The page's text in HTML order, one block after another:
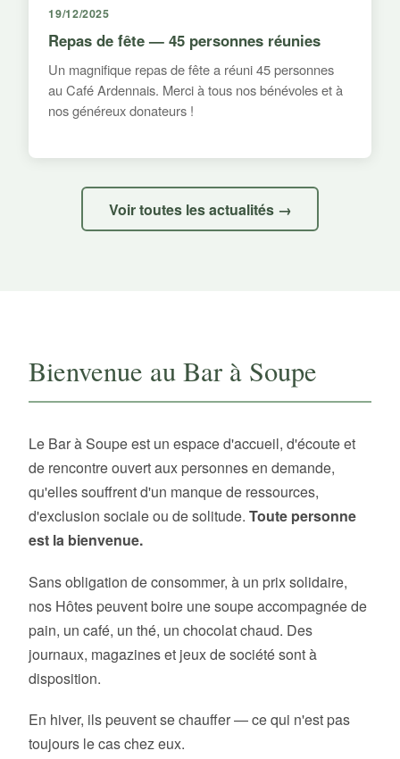
19/12/2025
Repas de fête — 45 personnes réunies
Un magnifique repas de fête a réuni 45 personnes
au Café Ardennais. Merci à tous nos bénévoles et à
nos généreux donateurs !
Voir toutes les actualités →
Bienvenue au Bar à Soupe
Le Bar à Soupe est un espace d'accueil, d'écoute et
de rencontre ouvert aux personnes en demande,
qu'elles souffrent d'un manque de ressources,
d'exclusion sociale ou de solitude. Toute personne
est la bienvenue.
Sans obligation de consommer, à un prix solidaire,
nos Hôtes peuvent boire une soupe accompagnée de
pain, un café, un thé, un chocolat chaud. Des
journaux, magazines et jeux de société sont à
disposition.
En hiver, ils peuvent se chauffer — ce qui n'est pas
toujours le cas chez eux.